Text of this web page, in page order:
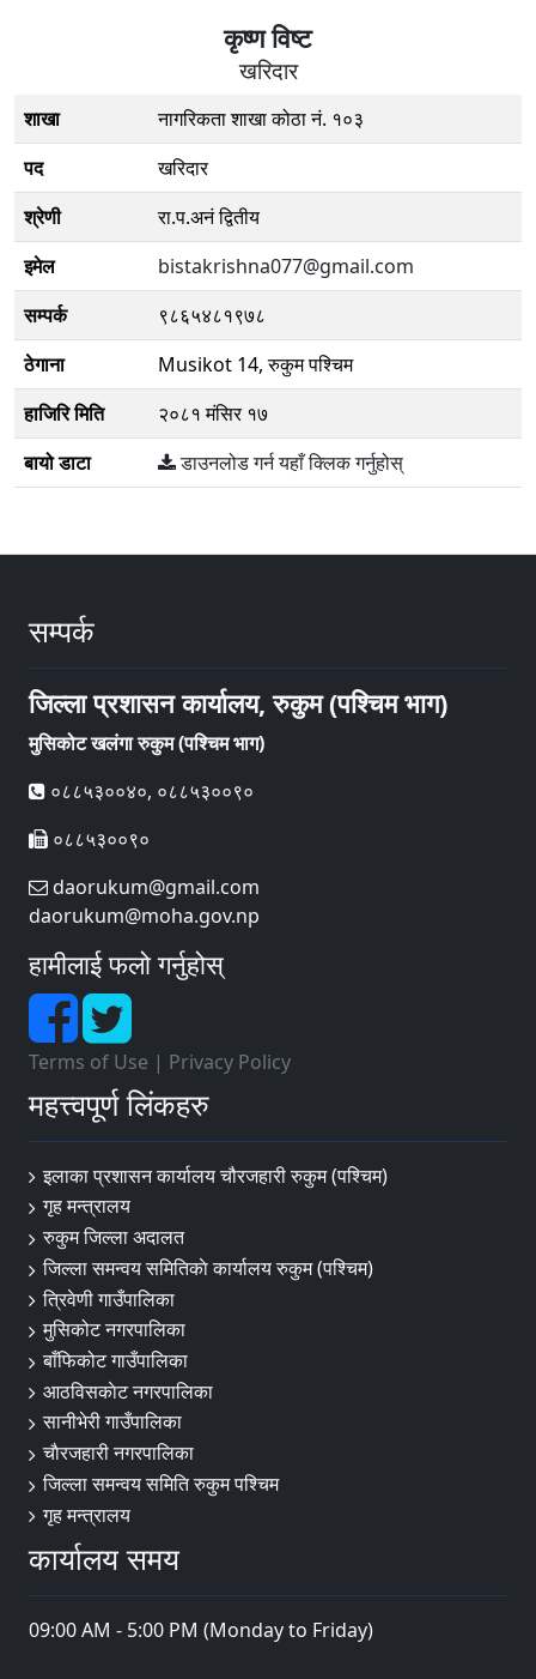
कृष्ण विष्ट
खरिदार
शाखा
नागरिकता शाखा कोठा नं. १०३
पद
खरिदार
श्रेणी
रा.प.अनं द्वितीय
इमेल
bistakrishna077@gmail.com
सम्पर्क
९८६५४८१९७८
ठेगाना
Musikot 14, रुकुम पश्चिम
हाजिरि मिति
२०८१ मंसिर १७
बायो डाटा
डाउनलोड गर्न यहाँ क्लिक गर्नुहोस्
सम्पर्क
जिल्ला प्रशासन कार्यालय, रुकुम (पश्चिम भाग)
मुसिकोट खलंगा रुकुम (पश्चिम भाग)
०८८५३००४०, ०८८५३००९०
०८८५३००९०
daorukum@gmail.com
daorukum@moha.gov.np
हामीलाई फलो गर्नुहोस्
Terms of Use | Privacy Policy
महत्त्वपूर्ण लिंकहरु
इलाका प्रशासन कार्यालय चौरजहारी रुकुम (पश्चिम)
गृह मन्त्रालय
रुकुम जिल्ला अदालत
जिल्ला समन्वय समितिकाे कार्यालय रुकुम (पश्चिम)
त्रिवेणी गाउँपालिका
मुसिकोट नगरपालिका
बाँफिकोट गाउँपालिका
आठविसकाेट नगरपालिका
सानीभेरी गाउँपालिका
चाैरजहारी नगरपालिका
जिल्ला समन्वय समिति रुकुम पश्चिम
गृह मन्त्रालय
कार्यालय समय
09:00 AM - 5:00 PM (Monday to Friday)